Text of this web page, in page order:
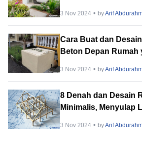
3 Nov 2024 byArif
Cara Buat dan
Beton Depan Rumah
3 Nov 2024 byArif
8 Denah dan Desain
Minimalis, Menyulap
3 Nov 2024 byArif